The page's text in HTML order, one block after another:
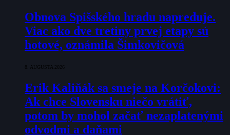
Obnova Spišského hradu napreduje.
Viac ako dve tretiny prvej etapy sú
hotové, oznámila Šimkovičová
8. AUGUSTA 2026
Erik Kaliňák sa smeje na Korčokovi:
Ak chce Slovensku niečo vrátiť,
potom by mohol začať nezaplatenými
odvodmi a daňami